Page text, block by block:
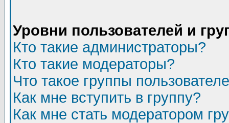
Уровни пользователей и
Кто такие администраторы?
Кто такие модераторы?
Что такое группы
Как мне вступить в группу?
Как мне стать модератором